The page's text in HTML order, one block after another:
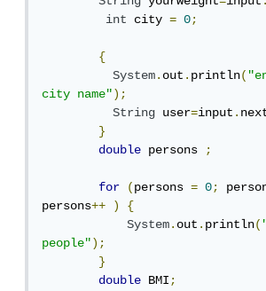
int
city = 0;
{
System.out.println(
city name");
String user=input.
}
double persons ;
for (persons = 0;
persons++ )
{
System.out.println(
people");
}
double BMI;